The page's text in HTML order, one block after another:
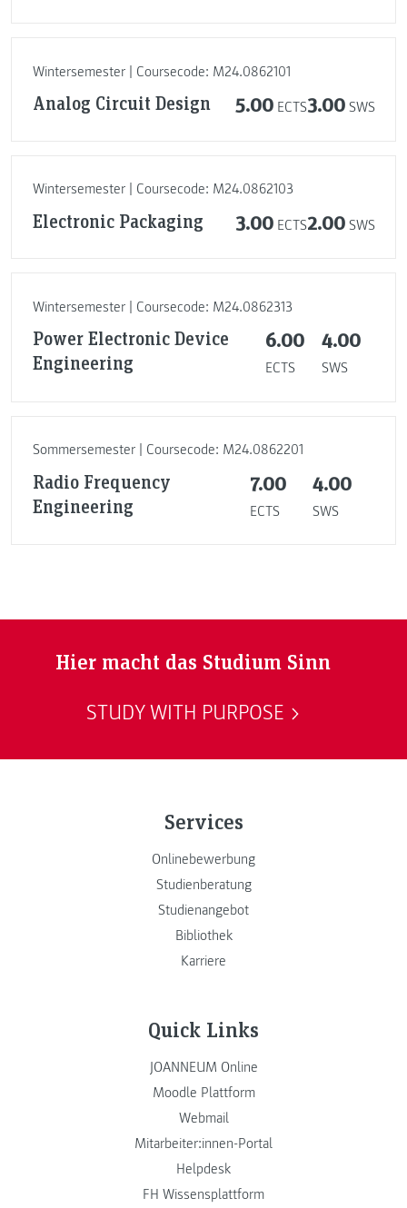
Wintersemester | Coursecode: M24.0862101
Analog Circuit Design 5.00 ECTS3.00 SWS
Wintersemester | Coursecode: M24.0862103
Electronic Packaging 3.00 ECTS2.00 SWS
Wintersemester | Coursecode: M24.0862313
Power Electronic Device
Engineering
6.00
ECTS
4.00
SWS
Sommersemester | Coursecode: M24.0862201
Radio Frequency
Engineering
7.00
ECTS
4.00
SWS
Hier macht das Studium Sinn
STUDY WITH PURPOSE
Services
Onlinebewerbung
Studienberatung
Studienangebot
Bibliothek
Karriere
Quick Links
JOANNEUM Online
Moodle Plattform
Webmail
Mitarbeiter:innen-Portal
Helpdesk
FH Wissensplattform